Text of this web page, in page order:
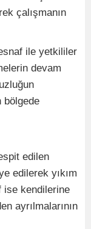
çalışmanın
ile yetkililer
devam
bölgede
edilen
edilerek yıkım
ise kendilerine
ayrılmalarının